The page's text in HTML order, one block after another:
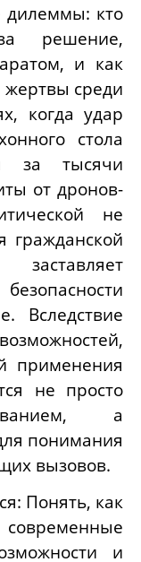
дилеммы: кто
решение,
и как
среди
когда удар
стола
за тысячи
от дронов-
не
Вследствие
применения
не просто
а
понимания
вызовов.
Понять, как
и